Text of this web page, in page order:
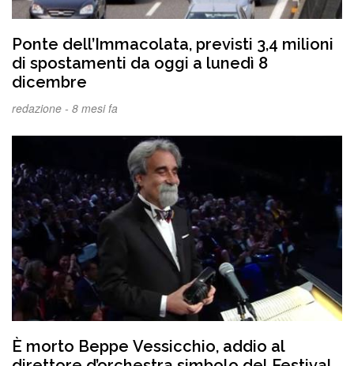
Ponte dell’Immacolata, previsti 3,4 milioni
di spostamenti da oggi a lunedì 8
dicembre
redazione - 8 mesi fa
È morto Beppe Vessicchio, addio al